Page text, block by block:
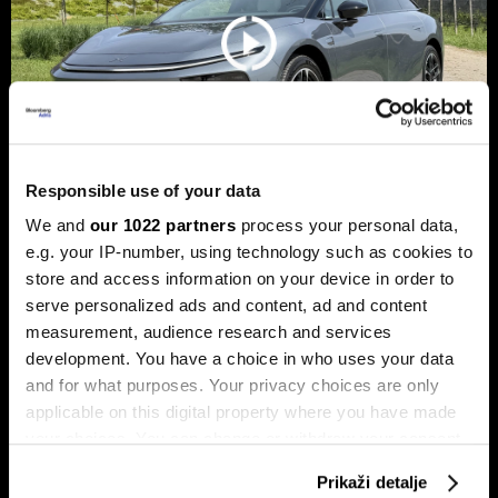
Responsible use of your data
We and our 1022 partners process your personal data,
e.g. your IP-number, using technology such as cookies to
store and access information on your device in order to
serve personalized ads and content, ad and content
measurement, audience research and services
development. You have a choice in who uses your data
and for what purposes. Your privacy choices are only
applicable on this digital property where you have made
Prikaži detalje
Xpeng P7+: Luksuzni kineski
automobil koji priča kao navijen
Luksuzni fastback s vlastitim čipom koji po
performansama nadmašuje usporedive Nvidijine proizvode.